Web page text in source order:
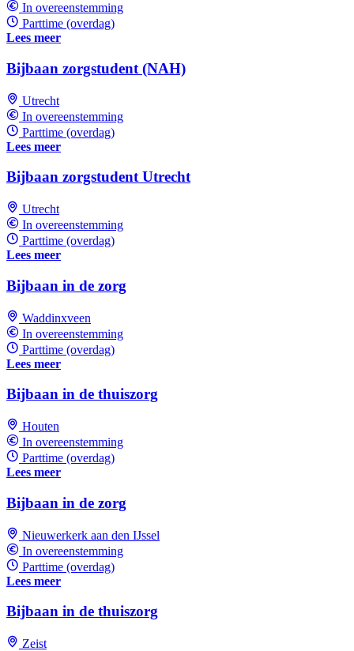
In overeenstemming
Parttime (overdag)
Lees meer
Bijbaan zorgstudent (NAH)
Utrecht
In overeenstemming
Parttime (overdag)
Lees meer
Bijbaan zorgstudent Utrecht
Utrecht
In overeenstemming
Parttime (overdag)
Lees meer
Bijbaan in de zorg
Waddinxveen
In overeenstemming
Parttime (overdag)
Lees meer
Bijbaan in de thuiszorg
Houten
In overeenstemming
Parttime (overdag)
Lees meer
Bijbaan in de zorg
Nieuwerkerk aan den IJssel
In overeenstemming
Parttime (overdag)
Lees meer
Bijbaan in de thuiszorg
Zeist